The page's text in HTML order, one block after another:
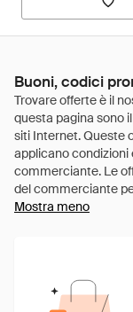
Buoni, codici
Mostra meno